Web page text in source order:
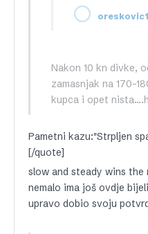
oreskovic1
Nakon 10 kn divke,
zamasnjak na 170-
kupca i opet
Pametni kazu:"Strpljen
[/quote]
slow and steady wins the
nemalo ima još ovdje
upravo dobio svoju